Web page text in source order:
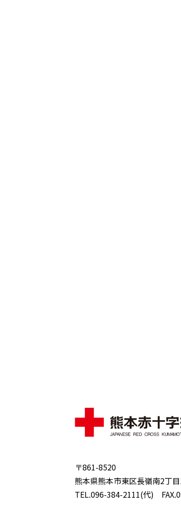
〒861-8520
熊本県熊本市東区長嶺南2丁
TEL.096-384-2111(代)